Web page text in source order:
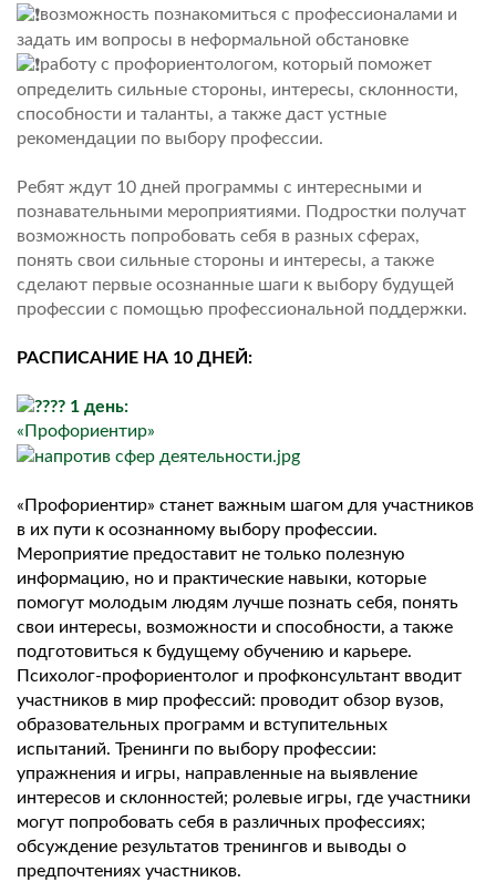
️возможность познакомиться с профессионалами и
задать им вопросы в неформальной обстановке
️работу с профориентологом, который поможет
определить сильные стороны, интересы, склонности,
способности и таланты, а также даст устные
рекомендации по выбору профессии.
Ребят ждут 10 дней программы с интересными и
познавательными мероприятиями. Подростки получат
возможность попробовать себя в разных сферах,
понять свои сильные стороны и интересы, а также
сделают первые осознанные шаги к выбору будущей
профессии с помощью профессиональной поддержки.
РАСПИСАНИЕ НА 10 ДНЕЙ:
1 день:
«Профориентир»
«Профориентир» станет важным шагом для участников
в их пути к осознанному выбору профессии.
Мероприятие предоставит не только полезную
информацию, но и практические навыки, которые
помогут молодым людям лучше познать себя, понять
свои интересы, возможности и способности, а также
подготовиться к будущему обучению и карьере.
Психолог-профориентолог и профконсультант вводит
участников в мир профессий: проводит обзор вузов,
образовательных программ и вступительных
испытаний. Тренинги по выбору профессии:
упражнения и игры, направленные на выявление
интересов и склонностей; ролевые игры, где участники
могут попробовать себя в различных профессиях;
обсуждение результатов тренингов и выводы о
предпочтениях участников.